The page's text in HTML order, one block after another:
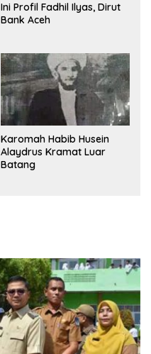
Ini Profil Fadhil Ilyas, Dirut
Bank Aceh
Karomah Habib Husein
Alaydrus Kramat Luar
Batang